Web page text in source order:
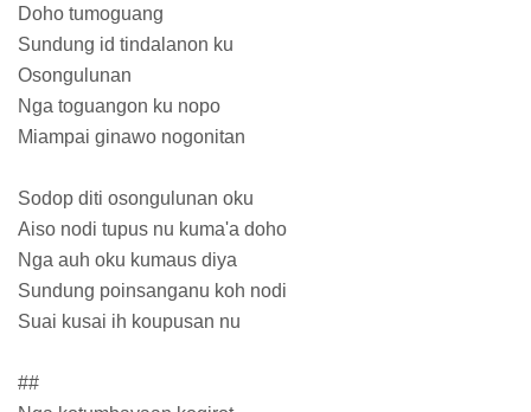
Doho tumoguang
Sundung id tindalanon ku
Osongulunan
Nga toguangon ku nopo
Miampai ginawo nogonitan
Sodop diti osongulunan oku
Aiso nodi tupus nu kuma'a doho
Nga auh oku kumaus diya
Sundung poinsanganu koh nodi
Suai kusai ih koupusan nu
##